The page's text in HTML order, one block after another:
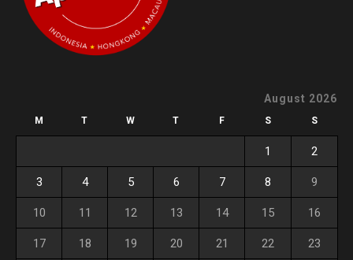
August 2026
M T W T F S S
1 2
3 4 5 6 7 8 9
10 11 12 13 14 15 16
17 18 19 20 21 22 23